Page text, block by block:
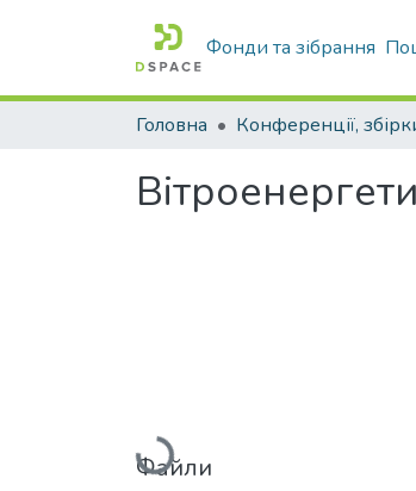
Фонди та зібрання
Головна
Вантажиться...
Файли